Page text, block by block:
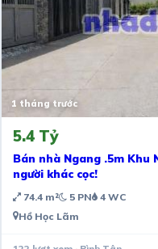
1 tháng trước
5.4 Tỷ
Bán nhà Ngang .5m Khu
người khác cọc!
74.4 m² 5 PN 4 WC
Hồ Học Lãm